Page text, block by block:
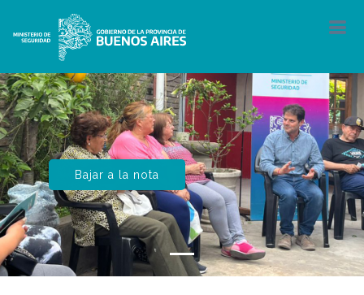
Bajar a la nota